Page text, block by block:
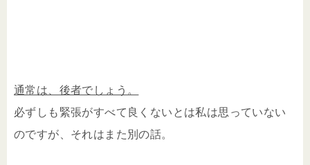
通常は、後者でしょう。
必ずしも緊張がすべて良くないとは私は思っていない
のですが、それはまた別の話。